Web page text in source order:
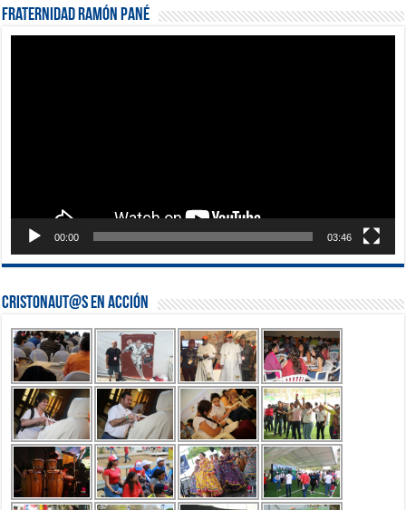
Fraternidad Ramón Pané
00:00 03:46
Cristonaut@s en Acción